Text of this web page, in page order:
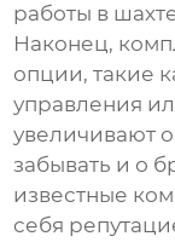
работы в
Наконец,
опции, такие
управления
увеличивают
забывать и о
известные
себя